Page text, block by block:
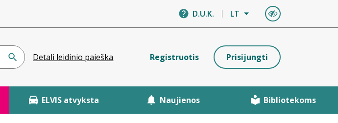
D.U.K. LT
Detali leidinio paieška Registruotis Prisijungti
ELVIS atvyksta Naujienos Bibliotekoms